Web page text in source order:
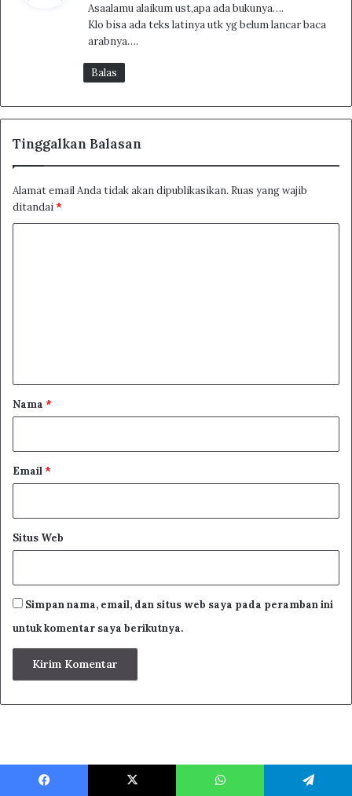
k
a
t
a
:
Asaalamu alaikum ust,apa ada bukunya….
Klo bisa ada teks latinya utk yg belum lancar baca
arabnya….
Balas
Tinggalkan Balasan
Alamat email Anda tidak akan dipublikasikan. Ruas yang wajib
ditandai*
r
Nama *
Email*
Situs Web
Simpan nama, email, dan situs web saya pada peramban ini
untuk komentar saya berikutnya.